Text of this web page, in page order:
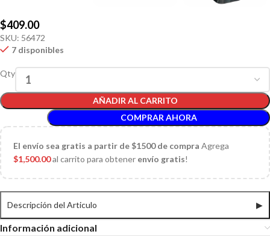
$409.00
SKU: 56472
7 disponibles
Qty
AÑADIR AL CARRITO
COMPRAR AHORA
El envío sea gratis a partir de $1500 de compra Agrega
$1,500.00al carrito para obtener envío gratis!
Descripción del Articulo ▶
Información adicional